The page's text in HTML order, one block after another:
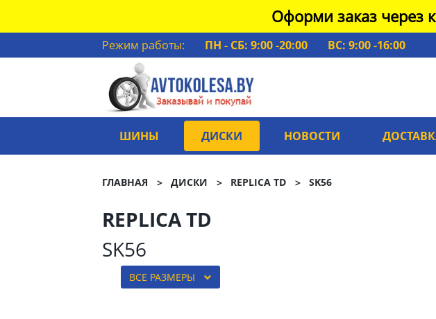
Оформи заказ через
Режим работы: ПН - СБ: 9:00 -20:00
ВС: 9:00 -16:00
ШИНЫ ДИСКИ НОВОСТИ
ГЛАВНАЯ ДИСКИ REPLICA TD SK56
REPLICA TD
SK56
ВСЕ РАЗМЕРЫ